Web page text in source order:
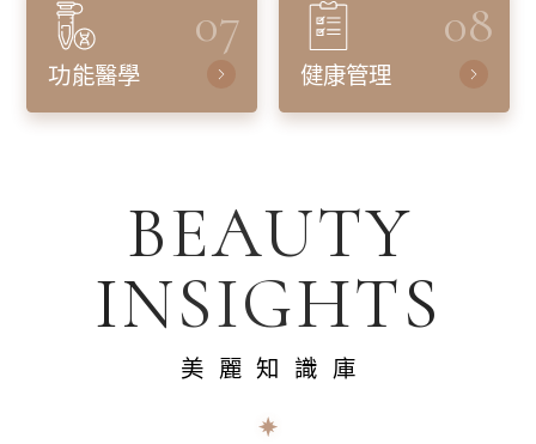
07
功能醫學
08
健康管理
BEAUTY
INSIGHTS
美麗知識庫